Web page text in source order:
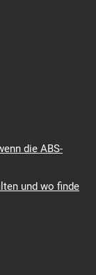
die ABS-
und wo finde